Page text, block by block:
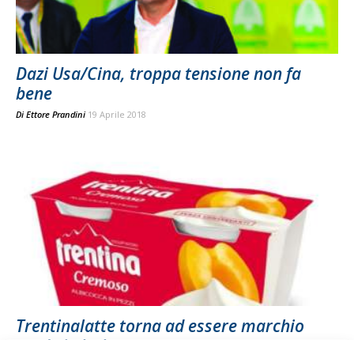
Dazi Usa/Cina, troppa tensione non fa
bene
Di Ettore Prandini 19 Aprile 2018
Trentinalatte torna ad essere marchio